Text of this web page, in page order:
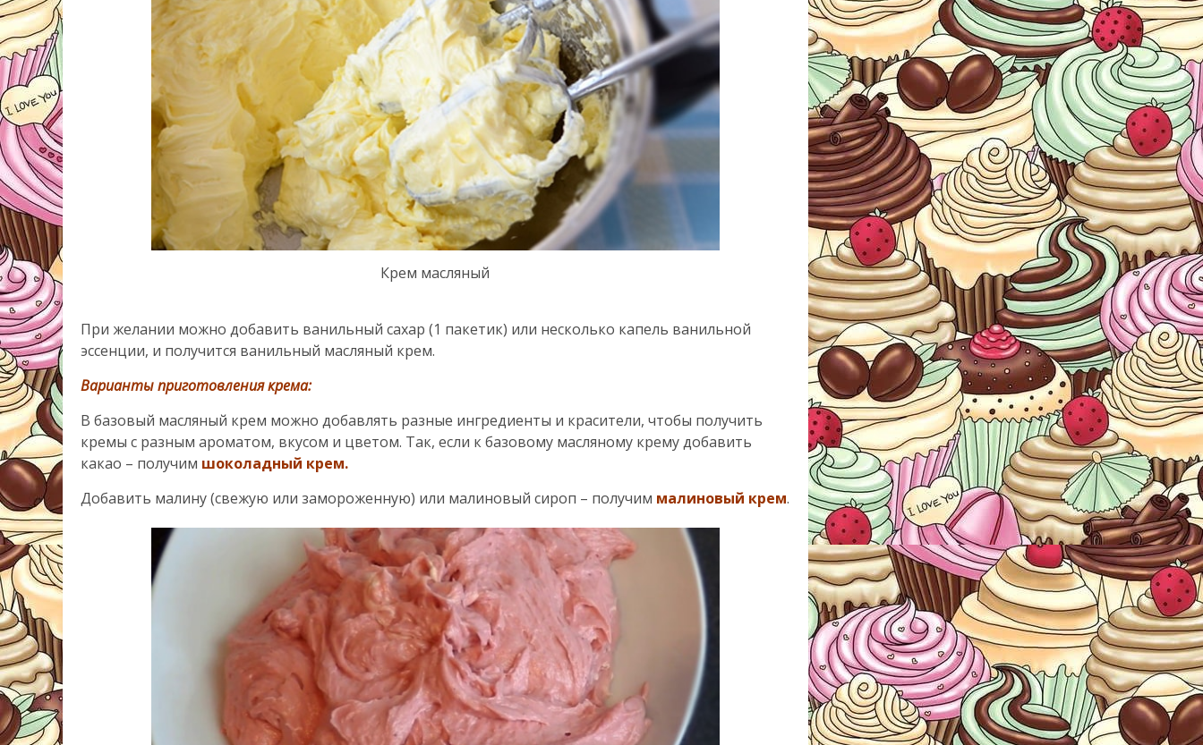
Крем масляный
При желании можно добавить ванильный сахар (1 пакетик) или несколько капель ванильной
эссенции, и получится ванильный масляный крем.
Варианты приготовления крема:
В базовый масляный крем можно добавлять разные ингредиенты и красители, чтобы получить
кремы с разным ароматом, вкусом и цветом. Так, если к базовому масляному крему добавить
какао – получим шоколадный крем.
Добавить малину (свежую или замороженную) или малиновый сироп – получим малиновый крем.